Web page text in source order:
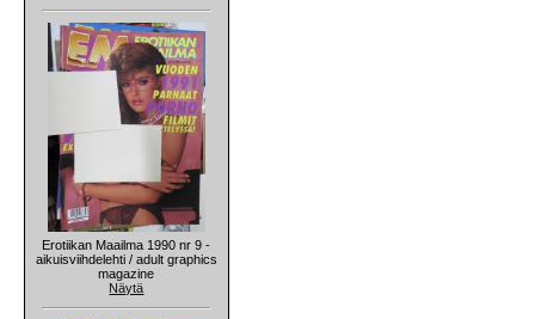
Erotiikan Maailma 1990 nr 9 -
aikuisviihdelehti / adult graphics
magazine
Näytä